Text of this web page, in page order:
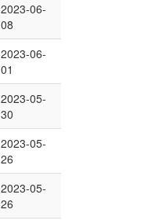
2023-06-
08
2023-06-
01
2023-05-
30
2023-05-
26
2023-05-
26